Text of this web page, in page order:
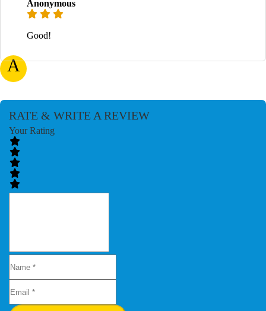
A
Anonymous
Good!
RATE & WRITE A REVIEW
Your Rating